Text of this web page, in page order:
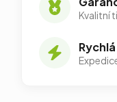
Kvalitní